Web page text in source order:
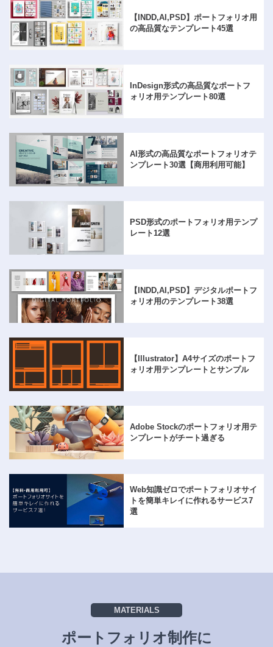
【INDD,AI,PSD】 ポートフォリオ用
の高品質なテンプレート45選
InDesign形式の高品質なポートフ
ォリオ用テンプレート80選
AI形式の高品質なポートフォリオテ
ンプレート30選【商用利用可能】
PSD形式のポートフォリオ用テンプ
レート12選
【INDD,AI,PSD】 デジタルポートフ
ォリオ用のテンプレート38選
【Illustrator】A4サイズのポートフ
ォリオ用テンプレートとサンプル
Adobe Stockのポートフォリオ用テ
ンプレートがチート過ぎる
Web知識ゼロでポートフォリオサイ
トを簡単キレイに作れるサービス7
選
MATERIALS
ポートフォリオ制作に